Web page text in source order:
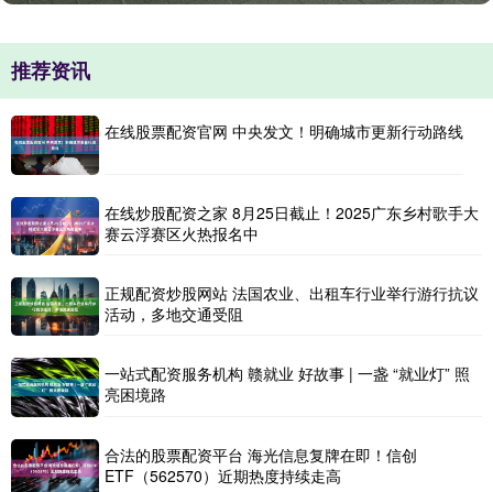
推荐资讯
在线股票配资官网 中央发文！明确城市更新行动路线
在线炒股配资之家 8月25日截止！2025广东乡村歌手大
赛云浮赛区火热报名中
正规配资炒股网站 法国农业、出租车行业举行游行抗议
活动，多地交通受阻
一站式配资服务机构 赣就业 好故事 | 一盏 “就业灯” 照
亮困境路
合法的股票配资平台 海光信息复牌在即！信创
ETF（562570）近期热度持续走高